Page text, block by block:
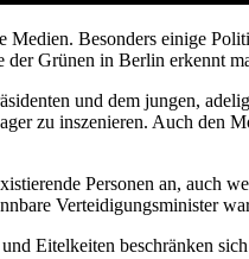
Besonders einige
Grünen in Berlin erkennt
und dem jungen,
zu inszenieren. Auch
Personen an, auch
Verteidigungsminister
Eitelkeiten beschränken